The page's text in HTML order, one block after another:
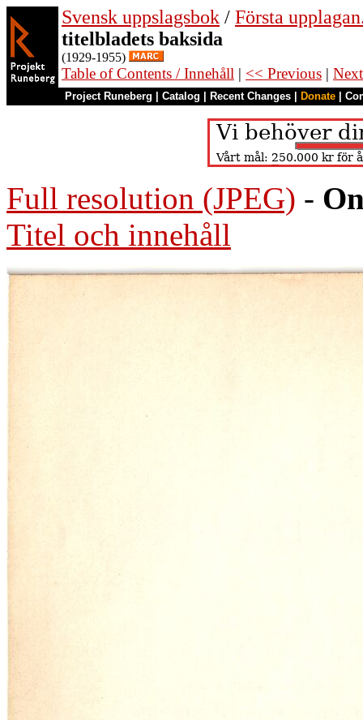
Svensk uppslagsbok / Första
titelbladets baksida
(1929-1955)
Table of Contents / Innehåll | << Previous |
Project Runeberg Catalog Recent Changes Donate
Full resolution (JPEG) -
Titel och innehåll